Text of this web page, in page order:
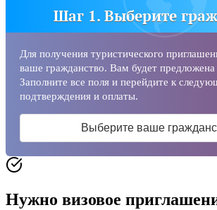
Шаг 1. Выберите
Для получения туристического
ваше гражданство. Вам будет
Заполните все поля и перейдите к
подтверждения и оплаты.
Выберите ваше
Нужно визовое